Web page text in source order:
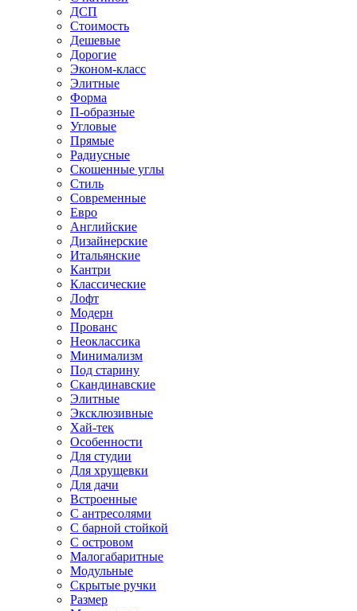
ДСП
Стоимость
Дешевые
Дорогие
Эконом-класс
Элитные
Форма
П-образные
Угловые
Прямые
Радиусные
Скошенные углы
Стиль
Современные
Евро
Английские
Дизайнерские
Итальянские
Кантри
Классические
Лофт
Модерн
Прованс
Неоклассика
Минимализм
Под старину
Скандинавские
Элитные
Эксклюзивные
Хай-тек
Особенности
Для студии
Для хрущевки
Для дачи
Встроенные
С антресолями
С барной стойкой
С островом
Малогабаритные
Модульные
Скрытые ручки
Размер